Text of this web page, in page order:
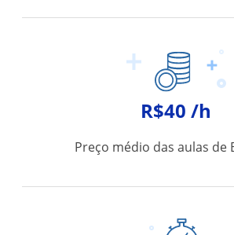
R$40 /h
Preço médio das aulas de